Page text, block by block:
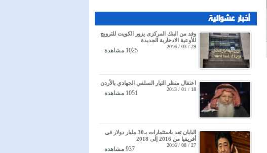
أخبار عشوائية
وفد من البنك المركزى يزور الكويت للترويج
للأوعية الادخارية الجديدة
29 / 03 / 2016
1025 مشاهدة
اعتقال منظر التيار السلفي الجهادي بالأردن
18 / 01 / 2013
1051 مشاهدة
اليابان تعد باستثمارات بـ30 مليار دولار فى
أفريقيا من 2016 إلى 2018
27 / 08 / 2016
937 مشاهدة